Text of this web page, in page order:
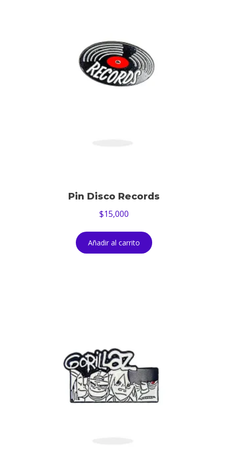
Pin Disco Records
$15,000
Añadir al carrito